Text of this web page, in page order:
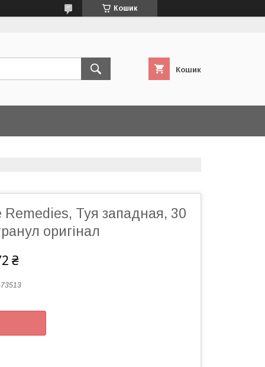
Кошик
Кошик
Remedies, Туя западная, 30
оригінал
₴